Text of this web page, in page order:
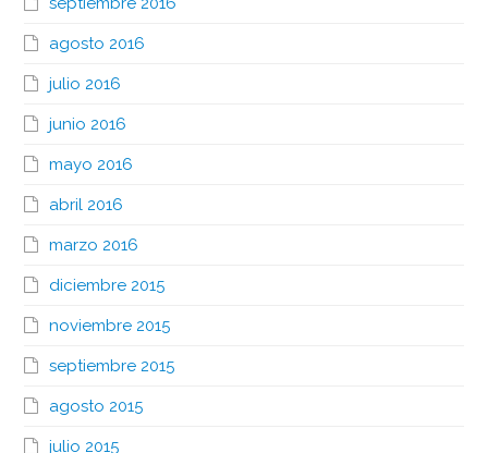
agosto 2016
julio 2016
junio 2016
mayo 2016
abril 2016
marzo 2016
diciembre 2015
noviembre 2015
septiembre 2015
agosto 2015
julio 2015